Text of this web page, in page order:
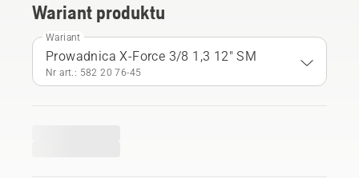
Wariant produktu
Wariant
Prowadnica X-Force 3/8 1,3 12" SM
Nr art.: 582 20 76‑45